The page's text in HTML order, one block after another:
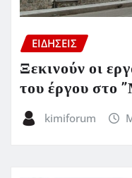
ΕΙΔΗΣΕΙΣ
Ξεκινούν οι
του έργου στο
kimiforum